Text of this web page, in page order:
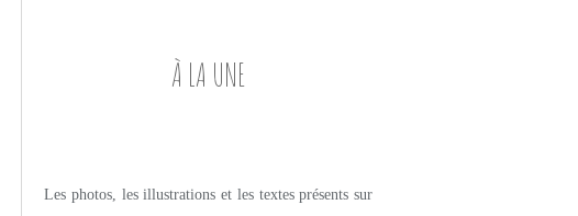
À LA UNE
Les photos, les illustrations et les textes présents sur